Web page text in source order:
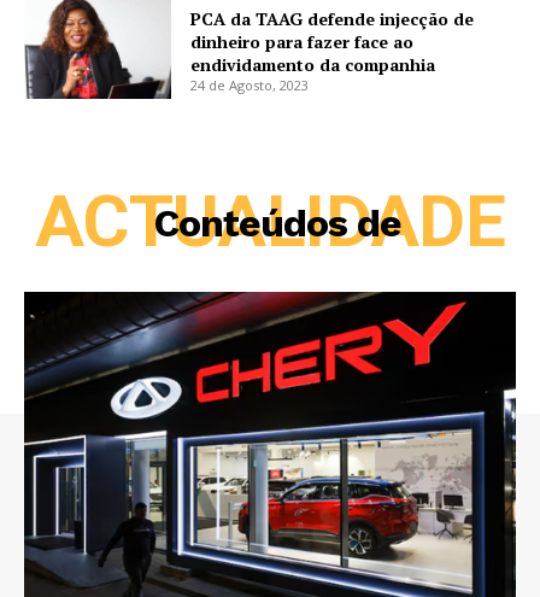
PCA da TAAG defende injecção de
dinheiro para fazer face ao
endividamento da companhia
24 de Agosto, 2023
Conteúdos de
ACTUALIDADE